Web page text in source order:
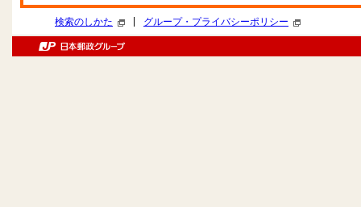
検索のしかた グループ・プライバシーポリシー